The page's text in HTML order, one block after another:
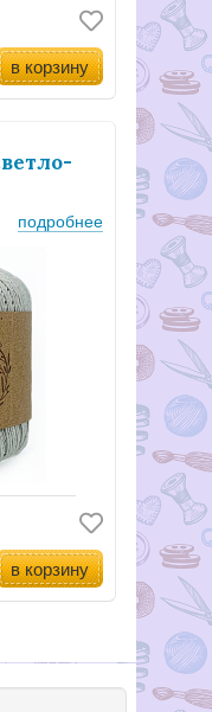
в корзину
подробнее
в корзину